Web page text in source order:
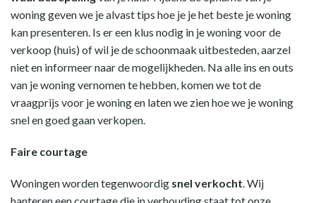
woning geven we je alvast tips hoe je je het beste je woning
kan presenteren. Is er een klus nodig in je woning voor de
verkoop (huis) of wil je de schoonmaak uitbesteden, aarzel
niet en informeer naar de mogelijkheden. Na alle ins en outs
van je woning vernomen te hebben, komen we tot de
vraagprijs voor je woning en laten we zien hoe we je woning
snel en goed gaan verkopen.
Faire courtage
Woningen worden tegenwoordig snel verkocht. Wij